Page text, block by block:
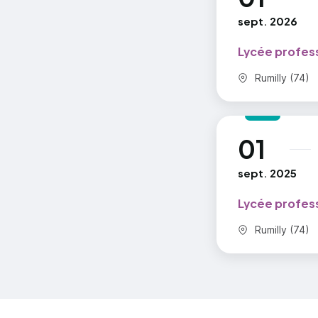
sept. 2026
Lycée
Commune :
Rumilly (74)
01
sept. 2025
au
Lycée
Commune :
Rumilly (74)